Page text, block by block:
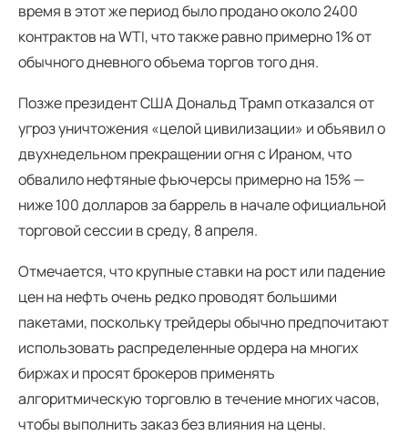
время в этот же период было продано около 2400
контрактов на WTI, что также равно примерно 1% от
обычного дневного объема торгов того дня.
Позже президент США Дональд Трамп отказался от
угроз уничтожения «целой цивилизации» и объявил о
двухнедельном прекращении огня с Ираном, что
обвалило нефтяные фьючерсы примерно на 15% —
ниже 100 долларов за баррель в начале официальной
торговой сессии в среду, 8 апреля.
Отмечается, что крупные ставки на рост или падение
цен на нефть очень редко проводят большими
пакетами, поскольку трейдеры обычно предпочитают
использовать распределенные ордера на многих
биржах и просят брокеров применять
алгоритмическую торговлю в течение многих часов,
чтобы выполнить заказ без влияния на цены.